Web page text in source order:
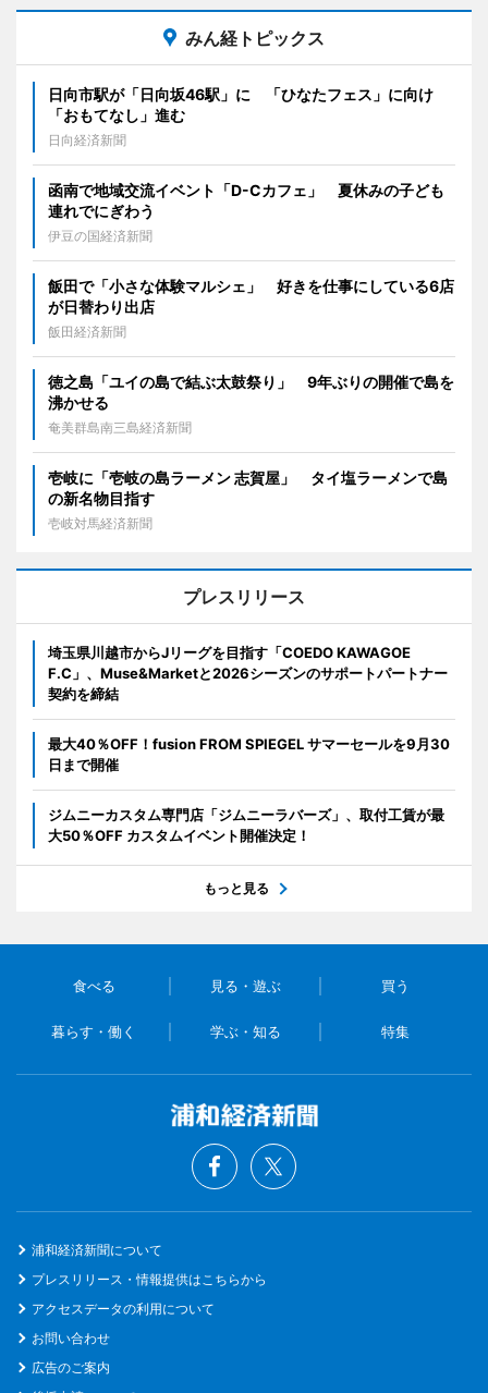
みん経トピックス
日向市駅が「日向坂46駅」に 「ひなたフェス」に向け
「おもてなし」進む
日向経済新聞
函南で地域交流イベント「D-Cカフェ」 夏休みの子ども
連れでにぎわう
伊豆の国経済新聞
飯田で「小さな体験マルシェ」 好きを仕事にしている6店
が日替わり出店
飯田経済新聞
徳之島「ユイの島で結ぶ太鼓祭り」 9年ぶりの開催で島を
沸かせる
奄美群島南三島経済新聞
壱岐に「壱岐の島ラーメン 志賀屋」 タイ塩ラーメンで島
の新名物目指す
壱岐対馬経済新聞
プレスリリース
埼玉県川越市からJリーグを目指す「COEDO KAWAGOE
F.C」、Muse&Marketと2026シーズンのサポートパートナー
契約を締結
最大40％OFF！fusion FROM SPIEGEL サマーセールを9月30
日まで開催
ジムニーカスタム専門店「ジムニーラバーズ」、取付工賃が最
大50％OFF カスタムイベント開催決定！
もっと見る
食べる 見る・遊ぶ 買う
暮らす・働く 学ぶ・知る 特集
浦和経済新聞について
プレスリリース・情報提供はこちらから
アクセスデータの利用について
お問い合わせ
広告のご案内